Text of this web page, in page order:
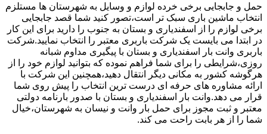
حمل و جابجایی برخی خرده لوازم و وسایل به شهرستان ها مستلزم
انتخاب ماشین باری سبک تر است،تصور کنید شما قصد جابجایی
برخی لوازم را از اسفندیاری و بستان به جنوب را دارید برای این کار
در ابتدا می بایست یک شرکت باربری معتبر را انتخاب نمایید.شرکت
باربری وانت بار اسفندیاری و بستان با پیگیری مداوم شبانه
روزی،شرایطی را برای شما فراهم نموده که بتوانید لوازم خود را از
هرگوشه کشور به مکانی دیگر انتقال دهید،همچنین این شرکت با
ارائه مشاوره های حرفه ای درست ترین انتخاب را پیش روی شما
قرار می دهد.وانت بار اسفندیاری و بستان با صدور بارنامه دولتی
معتبر و ثبت مجوز برای حمل بار وانت و نیسان به شهرستان،خیال
شما را از هر بابت راحت می کند.